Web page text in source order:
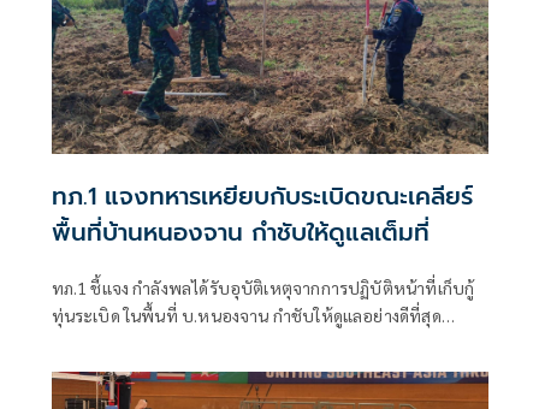
ทภ.1 แจงทหารเหยียบกับระเบิดขณะเคลียร์
พื้นที่บ้านหนองจาน กำชับให้ดูแลเต็มที่
ทภ.1 ชี้แจง กำลังพลได้รับอุบัติเหตุจากการปฏิบัติหน้าที่เก็บกู้
ทุ่นระเบิด ในพื้นที่ บ.หนองจาน กำชับให้ดูแลอย่างดีที่สุด
ปัจจุบันสร้างพื้นที่ปลอดภัยแล้ว 76.73%